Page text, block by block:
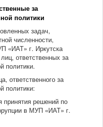
за
политики
задач,
численности,
«ИАТ» г. Иркутска
ответственных за
политики.
ответственного за
политики:
принятия решений по
в МУП «ИАТ» г.